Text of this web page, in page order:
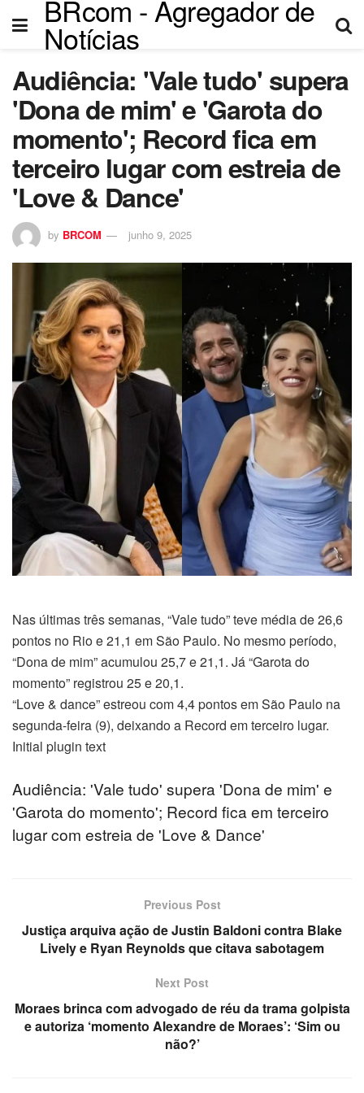
BRcom - Agregador de
Notícias
Audiência: 'Vale tudo' supera
'Dona de mim' e 'Garota do
momento'; Record fica em
terceiro lugar com estreia de
'Love & Dance'
by BRCOM junho 9, 2025
Nas últimas três semanas, “Vale tudo” teve média de 26,6
pontos no Rio e 21,1 em São Paulo. No mesmo período,
“Dona de mim” acumulou 25,7 e 21,1. Já “Garota do
momento” registrou 25 e 20,1.
“Love & dance” estreou com 4,4 pontos em São Paulo na
segunda-feira (9), deixando a Record em terceiro lugar.
Initial plugin text
Audiência: 'Vale tudo' supera 'Dona de mim' e
'Garota do momento'; Record fica em terceiro
lugar com estreia de 'Love & Dance'
Previous Post
Justiça arquiva ação de Justin Baldoni contra Blake
Lively e Ryan Reynolds que citava sabotagem
Next Post
Moraes brinca com advogado de réu da trama golpista
e autoriza ‘momento Alexandre de Moraes’: ‘Sim ou
não?’